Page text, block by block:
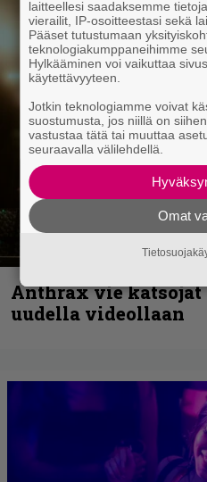
Anthrax vie
uudella videollaan
laitteellesi saadaksemme
vierailit, IP-osoitteestasi sekä
Pääset tutustumaan
teknologiakumppaneihimme
Hylkääminen voi vaikuttaa
käytettävyyteen.
Jotkin teknologiamme voivat
suostumusta, jos niillä on
vastustaa tätä tai muuttaa
seuraavalla välilehdellä.
Omat